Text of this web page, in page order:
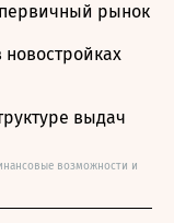
первичный рынок
выдач
возможности и